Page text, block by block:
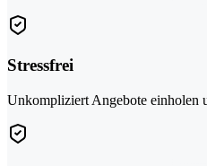
Stressfrei
Unkompliziert Angebote einholen